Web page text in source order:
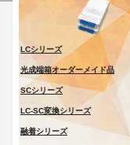
LCシリーズ
光成端箱オーダーメイド品
SCシリーズ
LC-SC変換シリーズ
融着シリーズ